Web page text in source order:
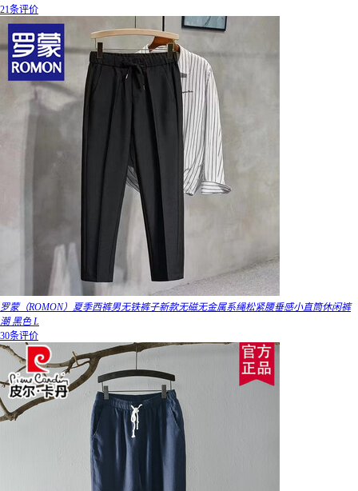
21条评价
罗蒙（ROMON）夏季西裤男无铁裤子新款无磁无金属系绳松紧腰垂感小直筒休闲裤
潮 黑色 L
30条评价